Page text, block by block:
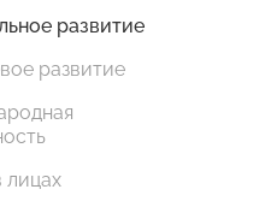
развитие
развитие